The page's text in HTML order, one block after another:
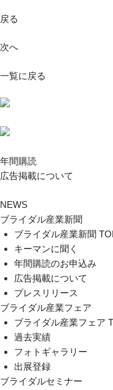
戻る
次へ
一覧に戻る
年間購読
広告掲載について
NEWS
ブライダル産業新聞
ブライダル産業新聞
キーマンに聞く
年間購読のお申込み
広告掲載について
プレスリリース
ブライダル産業フェア
ブライダル産業フェア
過去実績
フォトギャラリー
出展登録
ブライダルセミナー